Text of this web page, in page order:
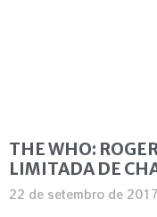
THE WHO:
LIMITADA DE
22 de setembro de